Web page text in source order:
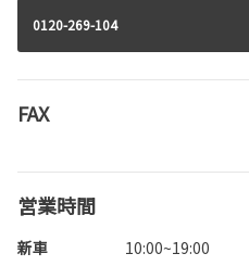
0120-269-104
FAX
営業時間
新車
10:00~19:00